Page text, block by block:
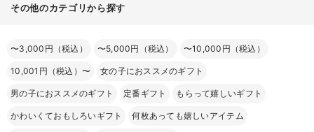
その他のカテゴリから探す
〜3,000円（税込） 〜5,000円（税込） 〜10,000円（税込）
10,001円（税込）〜 女の子におススメのギフト
男の子におススメのギフト 定番ギフト もらって嬉しいギフト
かわいくておもしろいギフト 何枚あっても嬉しいアイテム